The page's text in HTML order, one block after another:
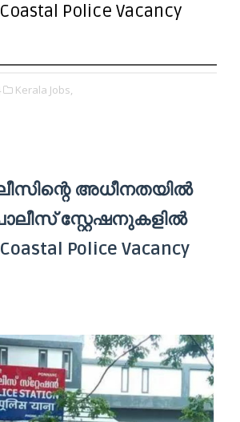
Police Vacancy
Kerala Jobs,
അധീനതയിൽ
സ്റ്റേഷനുകളിൽ
Police Vacancy